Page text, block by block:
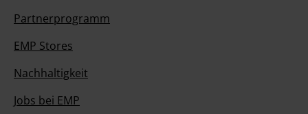
Partnerprogramm
EMP Stores
Nachhaltigkeit
Jobs bei EMP